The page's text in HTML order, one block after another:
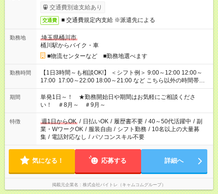
交通費別途支給あり
交通費 ■ 交通費規定内支給 ※派遣先による
勤務地
埼玉県桶川市
桶川駅からバイク・車
■物流センターなど ■勤務地選べます
勤務時間
【1日3時間～も相談OK!】 ＜シフト例＞ 9:00～12:00 12:00～
17:00 17:00～22:00 18:00～21:00 など こちら以外の時間帯も
お気軽にご相談ください！
期間
単発1日～！ ★勤務開始日や期間はお気軽にご相談くださ
い！ ＃8月～ ＃9月～
特徴 週1日からOK / 日払いOK / 履歴書不要 / 40～50代活躍中 / 副
業・WワークOK / 服装自由 / シフト勤務 / 10名以上の大量募
集 / 電話対応なし / パソコンスキル不要
気になる！ 応募する 詳細へ
掲載元企業名 株式会社バイトレ（キャムコムグループ）